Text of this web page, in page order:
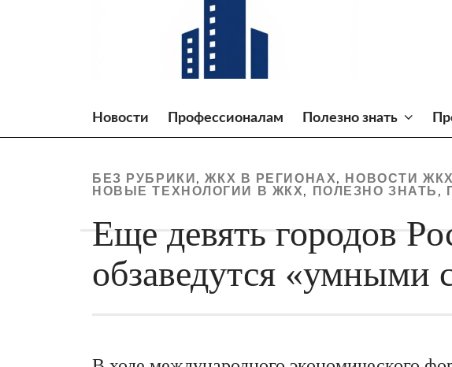
Новости Профессионалам Полезно знать
БЕЗ РУБРИКИ ,ЖКХ В РЕГИОНАХ, НОВОСТИ ЖКХ
НОВЫЕ ТЕХНОЛОГИИ В ЖКХ, ПОЛЕЗНО ЗНАТЬ ,
Еще девять городов
обзаведутся «умными